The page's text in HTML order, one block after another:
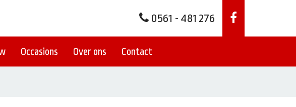
0561 - 481 276
Occasions Over ons Contact